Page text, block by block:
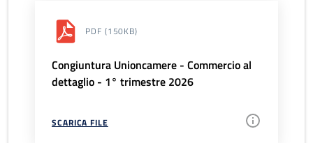
PDF (150KB)
Congiuntura Unioncamere - Commercio al
dettaglio - 1° trimestre 2026
SCARICA FILE